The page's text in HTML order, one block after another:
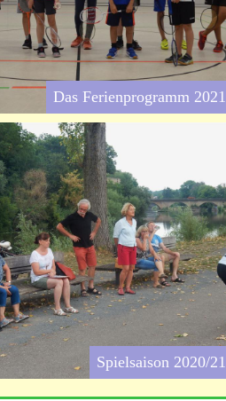
Das Ferienprogramm 2021
Spielsaison 2020/21